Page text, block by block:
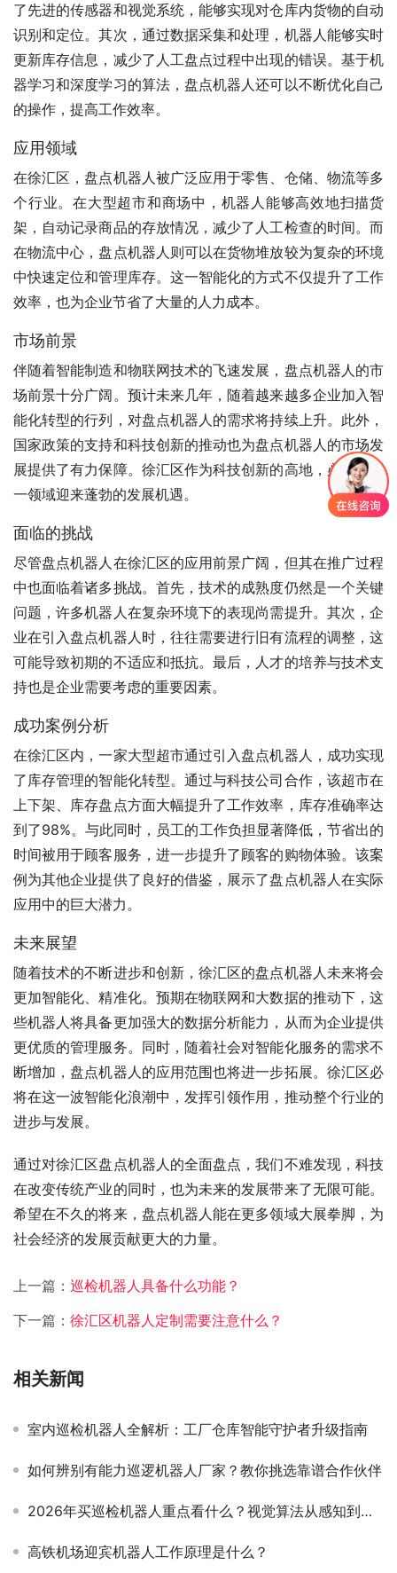
了先进的传感器和视觉系统，能够实现对仓库内货物的自动
识别和定位。其次，通过数据采集和处理，机器人能够实时
更新库存信息，减少了人工盘点过程中出现的错误。基于机
器学习和深度学习的算法，盘点机器人还可以不断优化自己
的操作，提高工作效率。
应用领域
在徐汇区，盘点机器人被广泛应用于零售、仓储、物流等多
个行业。在大型超市和商场中，机器人能够高效地扫描货
架，自动记录商品的存放情况，减少了人工检查的时间。而
在物流中心，盘点机器人则可以在货物堆放较为复杂的环境
中快速定位和管理库存。这一智能化的方式不仅提升了工作
效率，也为企业节省了大量的人力成本。
市场前景
伴随着智能制造和物联网技术的飞速发展，盘点机器人的市
场前景十分广阔。预计未来几年，随着越来越多企业加入智
能化转型的行列，对盘点机器人的需求将持续上升。此外，
国家政策的支持和科技创新的推动也为盘点机器人的市场发
展提供了有力保障。徐汇区作为科技创新的高地，必将在这
一领域迎来蓬勃的发展机遇。
面临的挑战
尽管盘点机器人在徐汇区的应用前景广阔，但其在推广过程
中也面临着诸多挑战。首先，技术的成熟度仍然是一个关键
问题，许多机器人在复杂环境下的表现尚需提升。其次，企
业在引入盘点机器人时，往往需要进行旧有流程的调整，这
可能导致初期的不适应和抵抗。最后，人才的培养与技术支
持也是企业需要考虑的重要因素。
成功案例分析
在徐汇区内，一家大型超市通过引入盘点机器人，成功实现
了库存管理的智能化转型。通过与科技公司合作，该超市在
上下架、库存盘点方面大幅提升了工作效率，库存准确率达
到了98%。与此同时，员工的工作负担显著降低，节省出的
时间被用于顾客服务，进一步提升了顾客的购物体验。该案
例为其他企业提供了良好的借鉴，展示了盘点机器人在实际
应用中的巨大潜力。
未来展望
随着技术的不断进步和创新，徐汇区的盘点机器人未来将会
更加智能化、精准化。预期在物联网和大数据的推动下，这
些机器人将具备更加强大的数据分析能力，从而为企业提供
更优质的管理服务。同时，随着社会对智能化服务的需求不
断增加，盘点机器人的应用范围也将进一步拓展。徐汇区必
将在这一波智能化浪潮中，发挥引领作用，推动整个行业的
进步与发展。
通过对徐汇区盘点机器人的全面盘点，我们不难发现，科技
在改变传统产业的同时，也为未来的发展带来了无限可能。
希望在不久的将来，盘点机器人能在更多领域大展拳脚，为
社会经济的发展贡献更大的力量。
上一篇： 巡检机器人具备什么功能？
下一篇： 徐汇区机器人定制需要注意什么？
相关新闻
室内巡检机器人全解析：工厂仓库智能守护者升级指南
如何辨别有能力巡逻机器人厂家？教你挑选靠谱合作伙伴
2026年买巡检机器人重点看什么？视觉算法从感知到决策的跨越正当时
高铁机场迎宾机器人工作原理是什么？